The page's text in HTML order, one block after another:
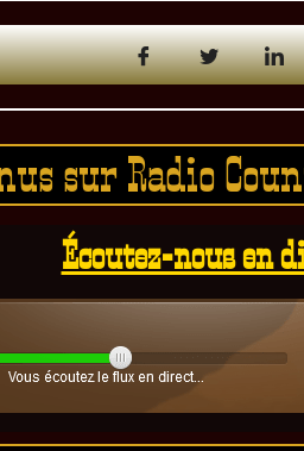
sur Radio
Écoutez-nous en